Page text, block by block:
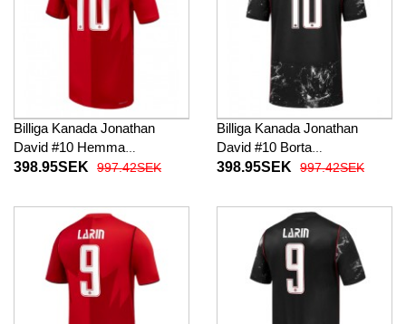
Billiga Kanada Jonathan
David #10 Hemma
fotbollskläder VM 2026
398.95SEK 997.42SEK
Billiga Kanada Jonathan
David #10 Borta
fotbollskläder VM 2026
398.95SEK 997.42SEK